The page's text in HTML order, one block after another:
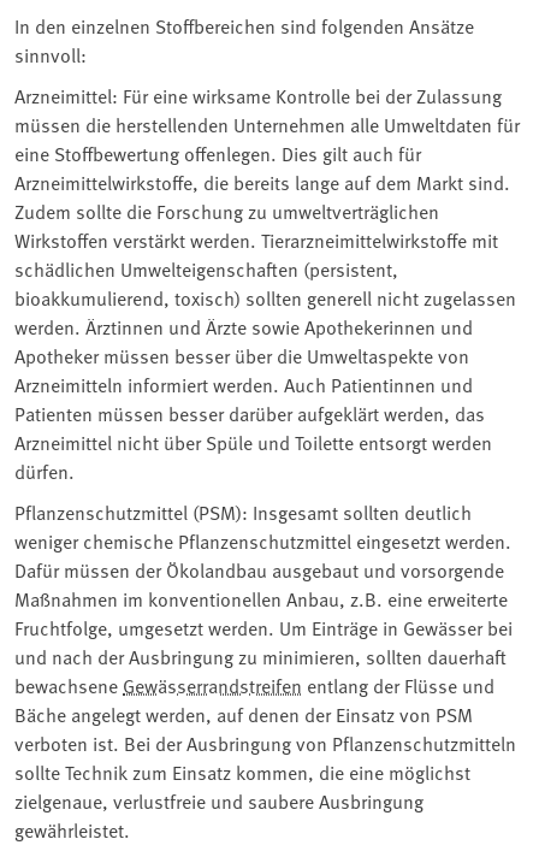
In den einzelnen Stoffbereichen sind folgenden Ansätze
sinnvoll:
Arzneimittel: Für eine wirksame Kontrolle bei der Zulassung
müssen die herstellenden Unternehmen alle Umweltdaten für
eine Stoffbewertung offenlegen. Dies gilt auch für
Arzneimittelwirkstoffe, die bereits lange auf dem Markt sind.
Zudem sollte die Forschung zu umweltverträglichen
Wirkstoffen verstärkt werden. Tierarzneimittelwirkstoffe mit
schädlichen Umwelteigenschaften (persistent,
bioakkumulierend, toxisch) sollten generell nicht zugelassen
werden. Ärztinnen und Ärzte sowie Apothekerinnen und
Apotheker müssen besser über die Umweltaspekte von
Arzneimitteln informiert werden. Auch Patientinnen und
Patienten müssen besser darüber aufgeklärt werden, das
Arzneimittel nicht über Spüle und Toilette entsorgt werden
dürfen.
Pflanzenschutzmittel (PSM): Insgesamt sollten deutlich
weniger chemische Pflanzenschutzmittel eingesetzt werden.
Dafür müssen der Ökolandbau ausgebaut und vorsorgende
Maßnahmen im konventionellen Anbau, z.B. eine erweiterte
Fruchtfolge, umgesetzt werden. Um Einträge in Gewässer bei
und nach der Ausbringung zu minimieren, sollten dauerhaft
bewachsene Gewässerrandstreifen entlang der Flüsse und
Bäche angelegt werden, auf denen der Einsatz von PSM
verboten ist. Bei der Ausbringung von Pflanzenschutzmitteln
sollte Technik zum Einsatz kommen, die eine möglichst
zielgenaue, verlustfreie und saubere Ausbringung
gewährleistet.